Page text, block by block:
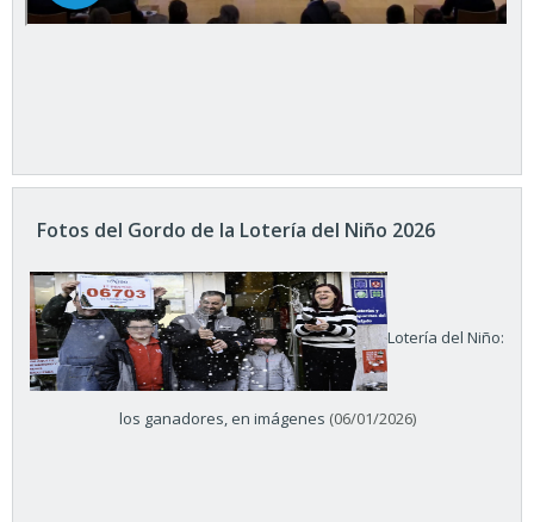
Fotos del Gordo de la Lotería del Niño 2026
Lotería del Niño:
los ganadores, en imágenes (06/01/2026)